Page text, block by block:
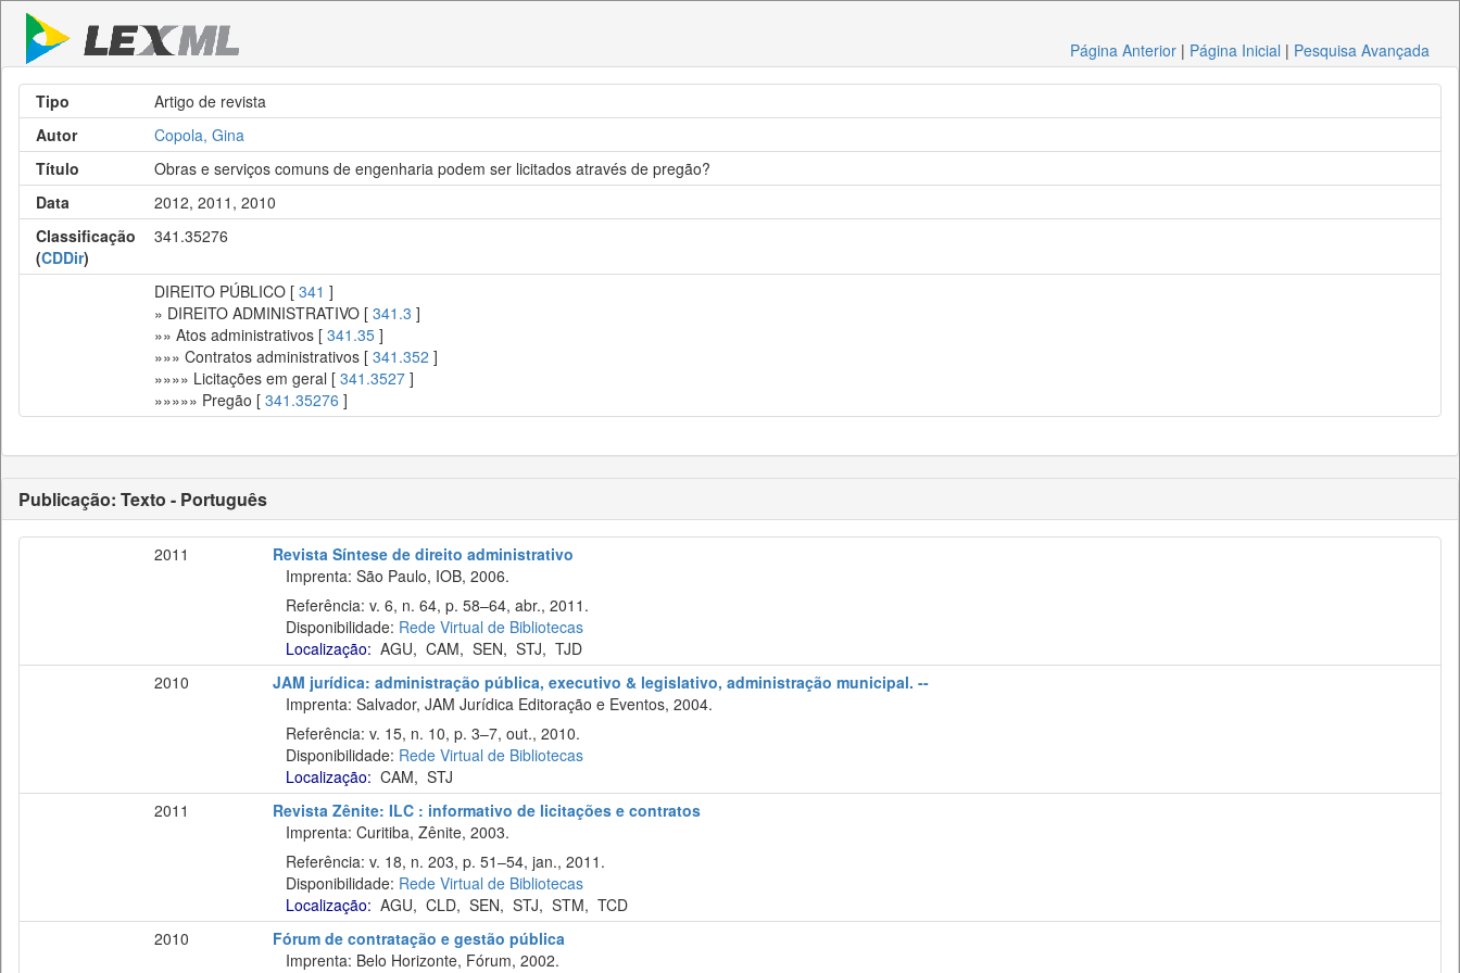
Página Anterior | Página Inicial | Pesquisa Avançada
Tipo
Artigo de revista
Autor
Copola, Gina
Título
Obras e serviços comuns de engenharia podem ser licitados através de pregão?
Data
2012, 2011, 2010
Classificação
(CDDir)
341.35276
DIREITO PÚBLICO [ 341 ]
» DIREITO ADMINISTRATIVO [ 341.3 ]
»» Atos administrativos [ 341.35 ]
»»» Contratos administrativos [ 341.352 ]
»»»» Licitações em geral [ 341.3527 ]
»»»»» Pregão [ 341.35276 ]
Publicação: Texto - Português
2011
Revista Síntese de direito administrativo
Imprenta: São Paulo, IOB, 2006.
Referência: v. 6, n. 64, p. 58–64, abr., 2011.
Disponibilidade: Rede Virtual de Bibliotecas
Localização: AGU, CAM, SEN, STJ, TJD
2010
JAM jurídica: administração pública, executivo & legislativo, administração municipal. --
Imprenta: Salvador, JAM Jurídica Editoração e Eventos, 2004.
Referência: v. 15, n. 10, p. 3–7, out., 2010.
Disponibilidade: Rede Virtual de Bibliotecas
Localização: CAM, STJ
2011
Revista Zênite: ILC : informativo de licitações e contratos
Imprenta: Curitiba, Zênite, 2003.
Referência: v. 18, n. 203, p. 51–54, jan., 2011.
Disponibilidade: Rede Virtual de Bibliotecas
Localização: AGU, CLD, SEN, STJ, STM, TCD
2010
Fórum de contratação e gestão pública
Imprenta: Belo Horizonte, Fórum, 2002.